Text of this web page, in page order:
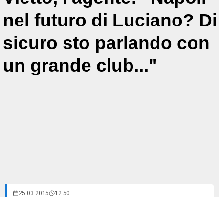
nel futuro di Luciano? Di
sicuro sto parlando con
un grande club..."
25.03.2015 12:50